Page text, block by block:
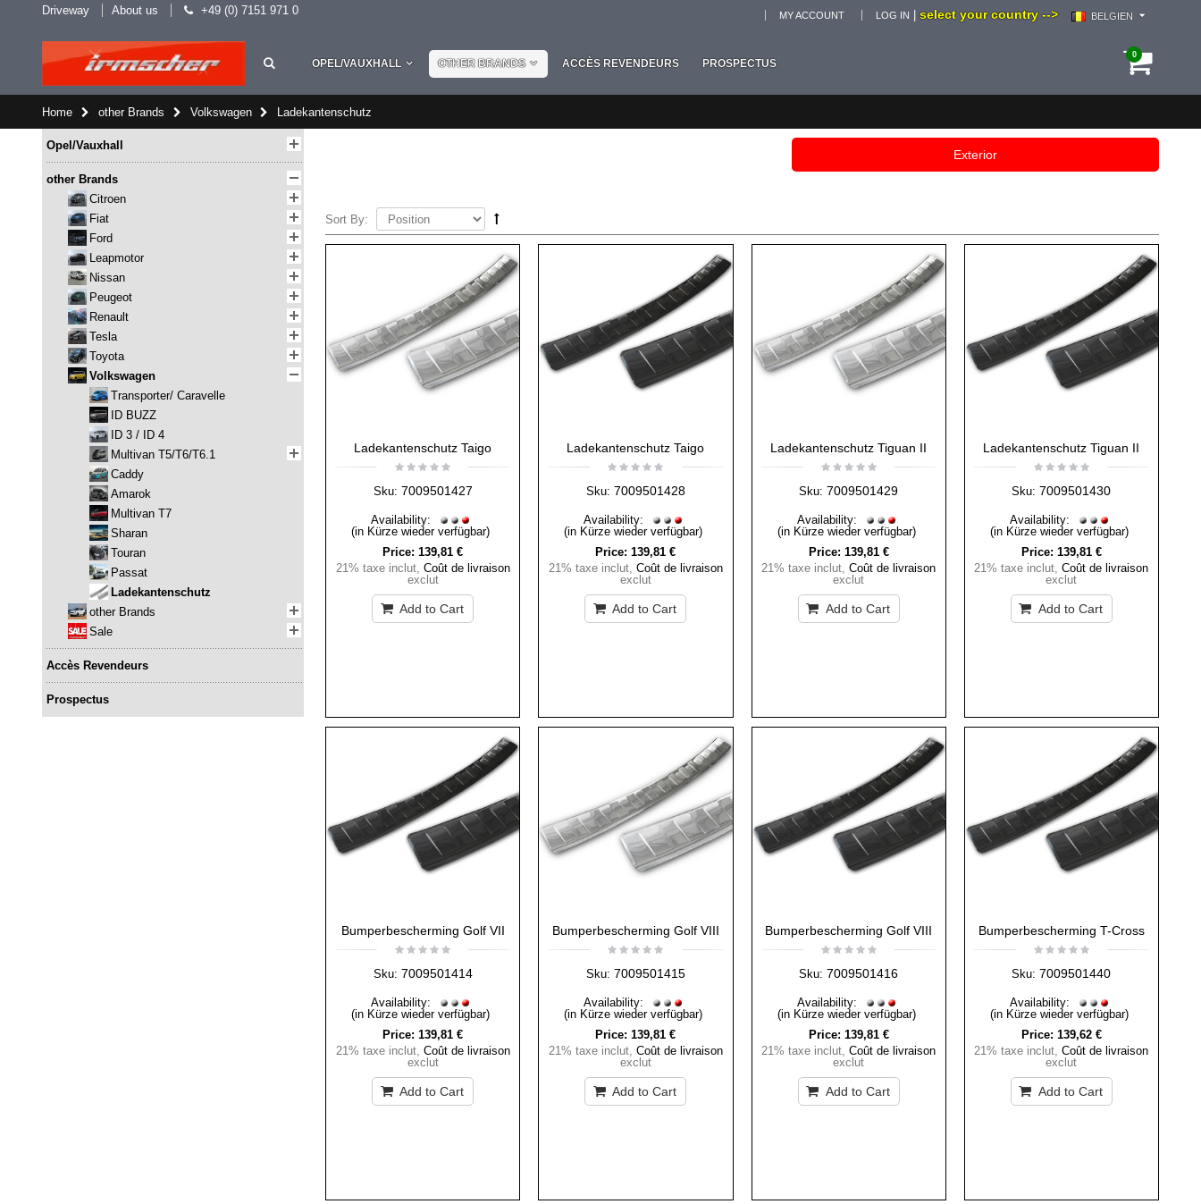
Driveway About us +49 (0) 7151 971 0 select your country --> BELGIEN
MY ACCOUNT LOG IN
0
OPEL/VAUXHALL OTHER BRANDS ACCÈS REVENDEURS PROSPECTUS
Home other Brands Volkswagen Ladekantenschutz
Exterior
Sort By:
Ladekantenschutz Taigo
Sku: 7009501427
Availability:
(in Kürze wieder verfügbar)
Price: 139,81 €
21% taxe inclut, Coût de livraison
exclut
Add to Cart
Ladekantenschutz Taigo
Sku: 7009501428
Availability:
(in Kürze wieder verfügbar)
Price: 139,81 €
21% taxe inclut, Coût de livraison
exclut
Add to Cart
Ladekantenschutz Tiguan II
Sku: 7009501429
Availability:
(in Kürze wieder verfügbar)
Price: 139,81 €
21% taxe inclut,Coût de livraison
exclut
Add to Cart
Ladekantenschutz Tiguan II
Sku: 7009501430
Availability:
(in Kürze wieder verfügbar)
Price: 139,81 €
21% taxe inclut,Coût de livraison
exclut
Add to Cart
Bumperbescherming Golf VII
Sku: 7009501414
Availability:
(in Kürze wieder verfügbar)
Price: 139,81 €
21% taxe inclut, Coût de livraison
exclut
Add to Cart
Bumperbescherming Golf VIII
Sku: 7009501415
Availability:
(in Kürze wieder verfügbar)
Price: 139,81 €
21% taxe inclut, Coût de livraison
exclut
Add to Cart
Bumperbescherming Golf VIII
Sku: 7009501416
Availability:
(in Kürze wieder verfügbar)
Price: 139,81 €
21% taxe inclut,Coût de livraison
exclut
Add to Cart
Bumperbescherming T-Cross
Sku: 7009501440
Availability:
(in Kürze wieder verfügbar)
Price: 139,62 €
21% taxe inclut,Coût de livraison
exclut
Add to Cart
Opel/Vauxhall
other Brands
Citroen
Fiat
Ford
Leapmotor
Nissan
Peugeot
Renault
Tesla
Toyota
Volkswagen
Transporter/ Caravelle
ID BUZZ
ID 3 / ID 4
Multivan T5/T6/T6.1
Caddy
Amarok
Multivan T7
Sharan
Touran
Passat
Ladekantenschutz
other Brands
Sale
Accès Revendeurs
Prospectus